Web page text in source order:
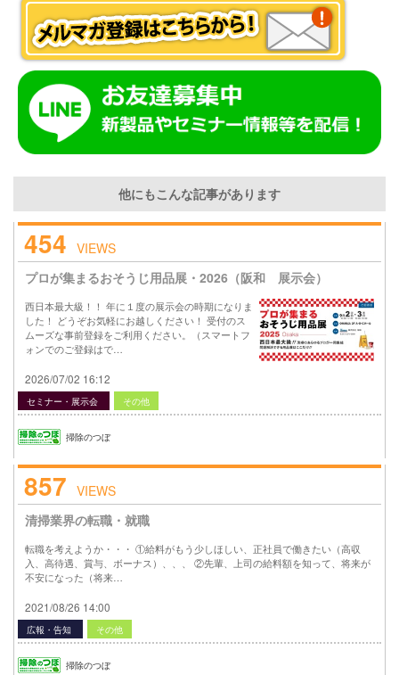
他にもこんな記事があります
454 VIEWS
プロが集まるおそうじ用品展・2026（阪和 展示会）
西日本最大級！！ 年に１度の展示会の時期になりま
した！ どうぞお気軽にお越しください！ 受付のス
ムーズな事前登録をご利用ください。（スマートフ
ォンでのご登録はで…
2026/07/02 16:12
セミナー・展示会 その他
掃除のつぼ
857 VIEWS
清掃業界の転職・就職
転職を考えようか・・・ ①給料がもう少しほしい、正社員で働きたい（高収
入、高待遇、賞与、ボーナス）、、、 ②先輩、上司の給料額を知って、将来が
不安になった（将来…
2021/08/26 14:00
広報・告知 その他
掃除のつぼ